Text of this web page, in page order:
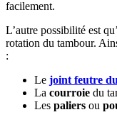
facilement.
L’autre possibilité est
rotation du tambour.
:
Le joint feutre
La courroie du
Les paliers ou